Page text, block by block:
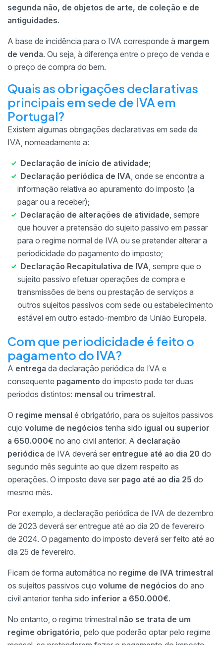
segunda não, de objetos de arte, de coleção e de
antiguidades.
A base de incidência para o IVA corresponde à margem
de venda. Ou seja, à diferença entre o preço de venda e
o preço de compra do bem.
Quais as obrigações declarativas
principais em sede de IVA em
Portugal?
Existem algumas obrigações declarativas em sede de
IVA, nomeadamente a:
Declaração de início de atividade;
Declaração periódica de IVA, onde se encontra a
informação relativa ao apuramento do imposto (a
pagar ou a receber);
Declaração de alterações de atividade, sempre
que houver a pretensão do sujeito passivo em passar
para o regime normal de IVA ou se pretender alterar a
periodicidade do pagamento do imposto;
Declaração Recapitulativa de IVA, sempre que o
sujeito passivo efetuar operações de compra e
transmissões de bens ou prestação de serviços a
outros sujeitos passivos com sede ou estabelecimento
estável em outro estado-membro da União Europeia.
Com que periodicidade é feito o
pagamento do IVA?
A entrega da declaração periódica de IVA e
consequente pagamento do imposto pode ter duas
períodos distintos: mensal ou trimestral.
O regime mensal é obrigatório, para os sujeitos passivos
cujo volume de negócios tenha sido igual ou superior
a 650.000€ no ano civil anterior. A declaração
periódica de IVA deverá ser entregue até ao dia 20 do
segundo mês seguinte ao que dizem respeito as
operações. O imposto deve ser pago até ao dia 25 do
mesmo mês.
Por exemplo, a declaração periódica de IVA de dezembro
de 2023 deverá ser entregue até ao dia 20 de fevereiro
de 2024. O pagamento do imposto deverá ser feito até ao
dia 25 de fevereiro.
Ficam de forma automática no regime de IVA trimestral
os sujeitos passivos cujo volume de negócios do ano
civil anterior tenha sido inferior a 650.000€.
No entanto, o regime trimestral não se trata de um
regime obrigatório, pelo que poderão optar pelo regime